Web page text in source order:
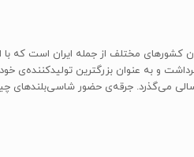
مختلف از جمله ایران است که
و به عنوان بزرگترین